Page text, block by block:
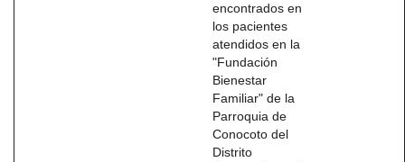
encontrados en
los pacientes
atendidos en la
"Fundación
Bienestar
Familiar" de la
Parroquia de
Conocoto del
Distrito